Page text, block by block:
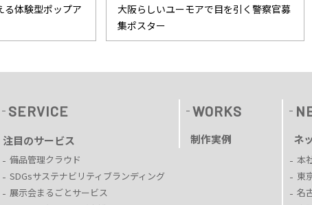
る体験型ポップア
大阪らしいユーモアで目を引く警察官募
集ポスター
SERVICE
注目のサービス
備品管理クラウド
SDGsサステナビリティブランディング
展示会まるごとサービス
WORKS
制作実例 ネ
本
東
名